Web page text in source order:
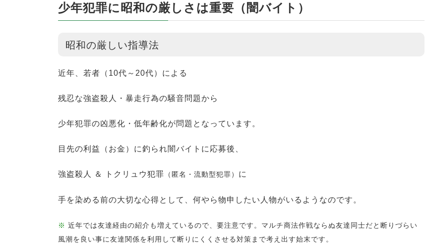
少年犯罪に昭和の厳しさは重要（闇バイト）
昭和の厳しい指導法
近年、若者（10代～20代）による
残忍な強盗殺人・暴走行為の騒音問題から
少年犯罪の凶悪化・低年齢化が問題となっています。
目先の利益（お金）に釣られ闇バイトに応募後、
強盗殺人 ＆ トクリュウ犯罪 （匿名・流動型犯罪） に
手を染める前の大切な心得として、何やら物申したい人物がいるようなのです。
※ 近年では友達経由の紹介も増えているので、要注意です。 マルチ商法作戦ならぬ友達同士だと断りづらい
風潮を良い事に友達関係を利用して断りにくくさせる対策まで考え出す始末です。